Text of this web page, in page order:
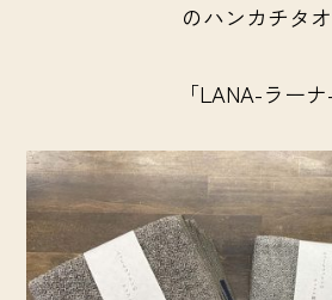
のハンカチタ
「LANA-ラーナ-